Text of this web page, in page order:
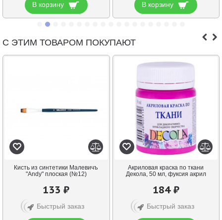
В корзину В корзину
С ЭТИМ ТОВАРОМ ПОКУПАЮТ
Кисть из синтетики Малевичъ
"Andy" плоская (№12)
133 ₽
Быстрый заказ
Акриловая краска по ткани
Декола, 50 мл, фуксия акрил
184 ₽
Быстрый заказ